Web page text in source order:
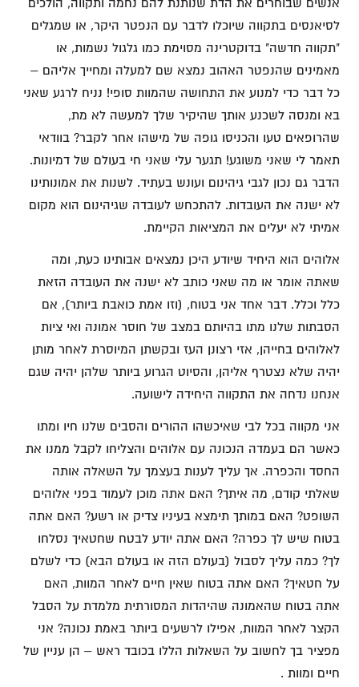
לסיאנסים בתקווה שיוכלו לדבר עם הנפטר היקר, או שמגלים
"תקווה חדשה" בדוקטרינה מסוימת כמו גלגול נשמות, או
מאמינים שהנפטר האהוב נמצא שם למעלה ומחייך אליהם –
כל דבר כדי למנוע את התחושה שהמוות סופי! נניח לרגע שאני
בא ומנסה לשכנע אותך שהיקיר שלך למעשה לא מת,
שהרופאים טעו והכניסו גופה של מישהו אחר לקבר? בוודאי
תאמר לי שאני משוגע! תגער עלי שאני חי בעולם של דמיונות.
הדבר גם נכון לגבי גיהינום ועונש בעתיד. לשנות את אמונותינו
לא ישנה את העובדות. להתכחש לעובדה שגיהינום הוא מקום
אמיתי לא יעלים את המציאות הקיימת.
אלוהים הוא היחיד שיודע היכן נמצאים אבותינו כעת, ומה
שאתה אומר או מה שאני כותב לא ישנה את העובדה הזאת
כלל וכלל. דבר אחד אני בטוח, (וזו אמת כואבת ביותר), אם
הסבתות שלנו מתו בהיותם במצב של חוסר אמונה ואי ציות
לאלוהים בחייהן, אזי רצונן העז ובקשתן המיוסרת לאחר מותן
יהיה שלא נצטרף אליהן, והסיוט הגרוע ביותר שלהן יהיה שגם
אנחנו נדחה את התקווה היחידה לישועה.
אני מקווה בכל לבי שאיכשהו ההורים והסבים שלנו חיו ומתו
כאשר הם בעמדה הנכונה עם אלוהים והצליחו לקבל ממנו את
החסד והכפרה. אך עליך לענות בעצמך על השאלה אותה
שאלתי קודם, מה איתך? האם אתה מוכן לעמוד בפני אלוהים
השופט? האם במותך תימצא בעיניו צדיק או רשע? האם אתה
בטוח שיש לך כפרה? האם אתה יודע לבטח שחטאיך נסלחו
לך? כמה עליך לסבול (בעולם הזה או בעולם הבא) כדי לשלם
על חטאיך? האם אתה בטוח שאין חיים לאחר המוות, האם
אתה בטוח שהאמונה שהיהדות המסורתית מלמדת על הסבל
הקצר לאחר המוות, אפילו לרשעים ביותר באמת נכונה? אני
מפציר בך לחשוב על השאלות הללו בכובד ראש – הן עניין של
חיים ומוות .